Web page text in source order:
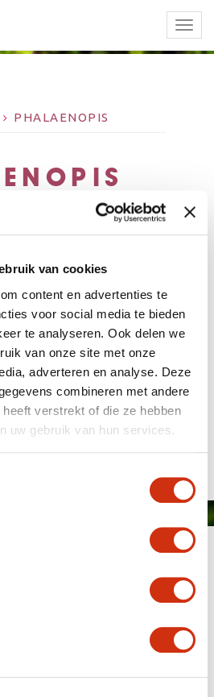
van cookies
content en advertenties te
voor social media te bieden
te analyseren. Ook delen we
van onze site met onze
adverteren en analyse. Deze
combineren met andere
verstrekt of die ze hebben
uw gebruik van hun services.
PHALAENOPIS
Published on: 23 August 2018